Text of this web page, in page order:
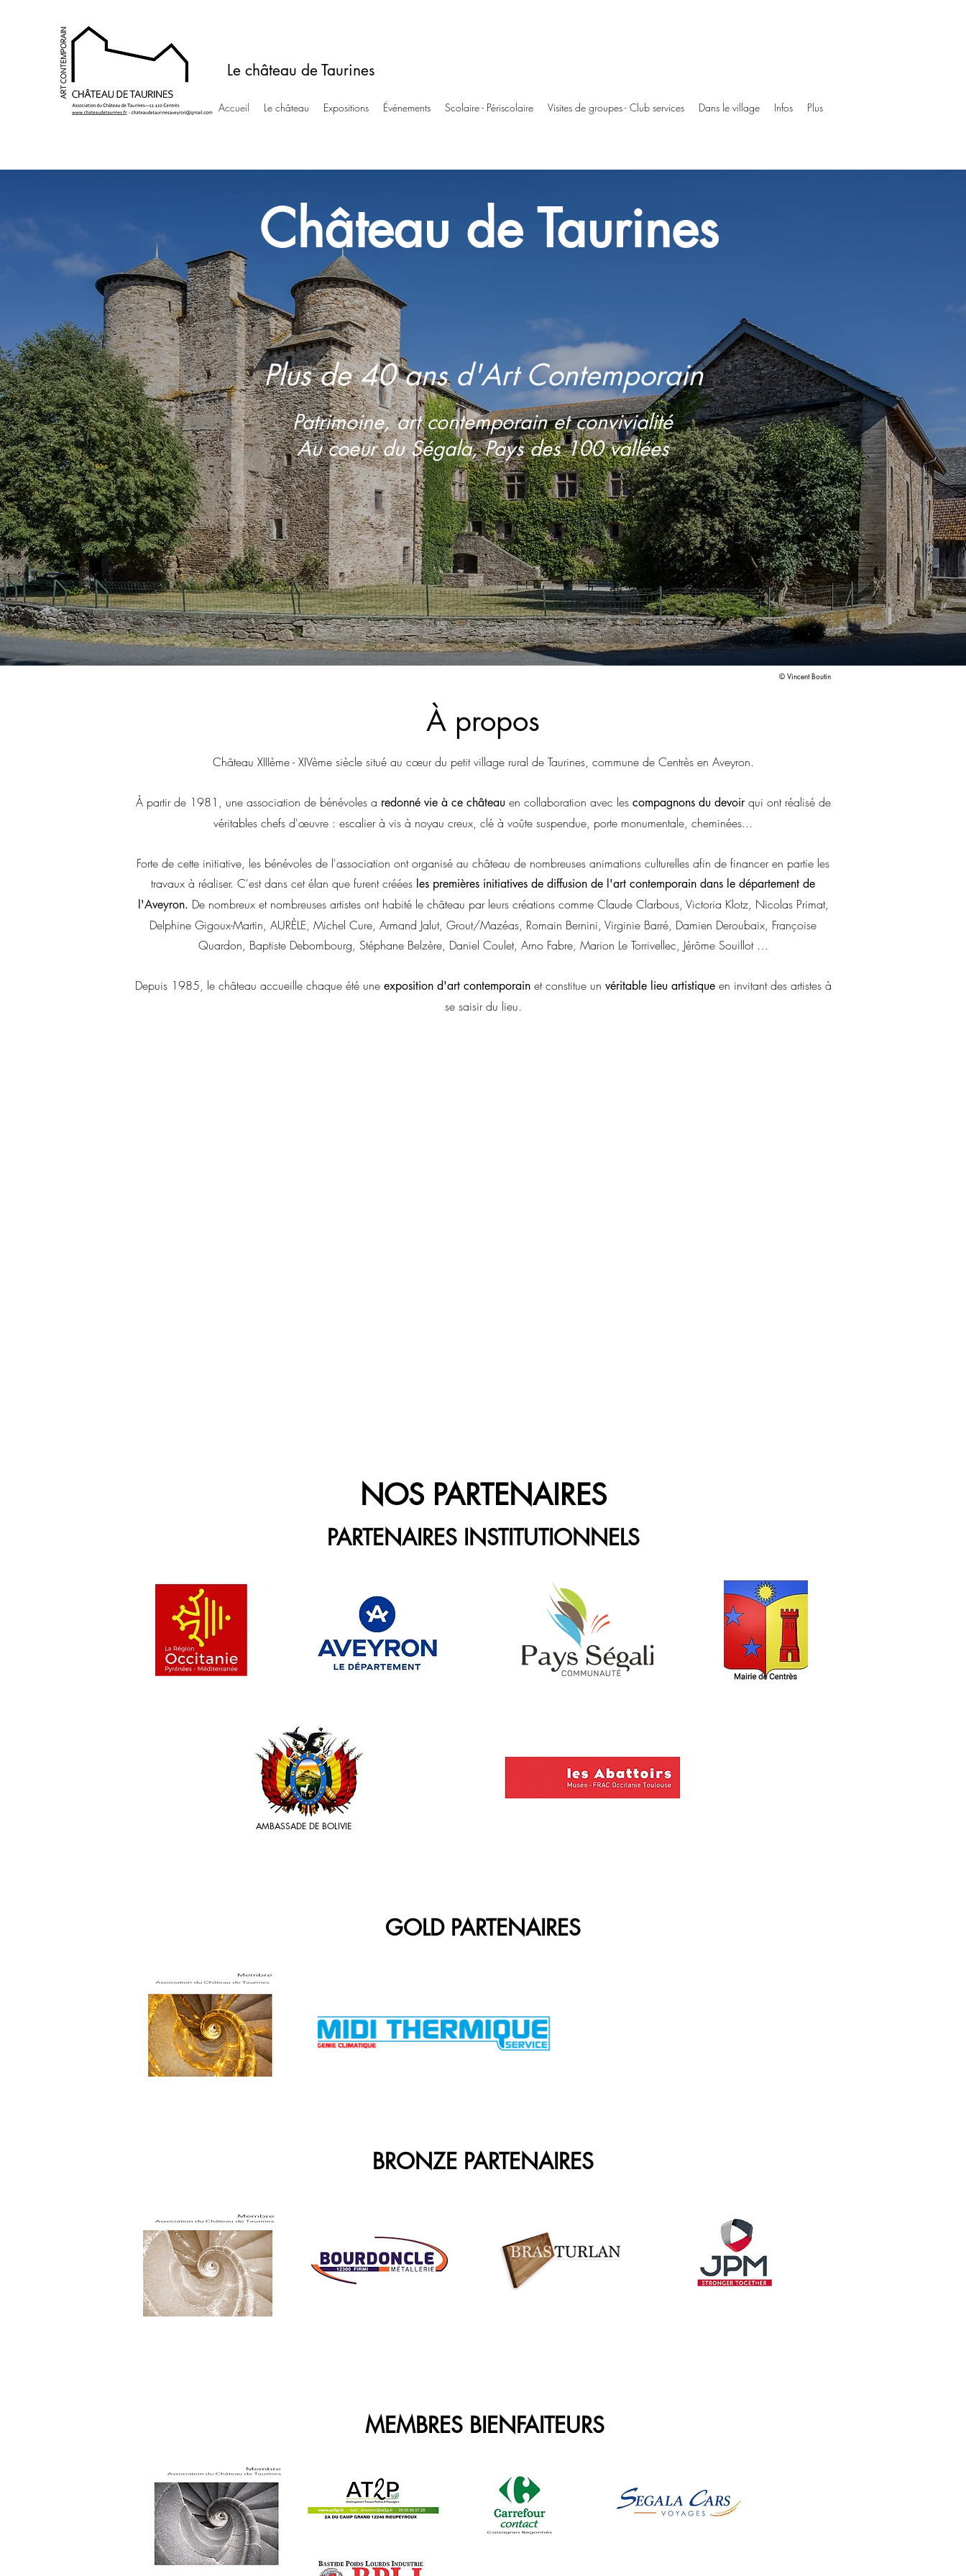
Le château de Taurines
Accueil Le château Expositions Événements Scolaire - Périscolaire Visites de groupes - Club services Dans le village Infos Plus
Château de Taurines
Plus de 40 ans d'Art Contemporain
Patrimoine, art contemporain et convivialité
Au coeur du Ségala, Pays des 100 vallées
© Vincent Boutin
À propos
Château XIIIème - XIVème siècle situé au cœur du petit village rural de Taurines, commune de Centrès en Aveyron.
À partir de 1981, une association de bénévoles a redonné vie à ce château en collaboration avec les compagnons du devoirqui ont réalisé de
véritables chefs d'œuvre : escalier à vis à noyau creux, clé à voûte suspendue, porte monumentale, cheminées...
Forte de cette initiative, les bénévoles de l'association ont organisé au château de nombreuses animations culturelles afin de financer en partie les
travaux à réaliser. C'est dans cet élan que furent créées les premières initiatives de diffusion de l'art contemporain dans le département de
l'Aveyron. De nombreux et nombreuses artistes ont habité le château par leurs créations comme Claude Clarbous, Victoria Klotz, Nicolas Primat,
Delphine Gigoux-Martin, AURÈLE, Michel Cure, Armand Jalut, Grout/Mazéas, Romain Bernini, Virginie Barré, Damien Deroubaix, Françoise
Quardon, Baptiste Debombourg, Stéphane Belzère, Daniel Coulet, Arno Fabre, Marion Le Torrivellec, Jérôme Souillot …
Depuis 1985, le château accueille chaque été une exposition d'art contemporainet constitue un véritable lieu artistiqueen invitant des artistes à
se saisir du lieu.
NOS PARTENAIRES
PARTENAIRES INSTITUTIONNELS
AMBASSADE DE BOLIVIE
GOLD PARTENAIRES
BRONZE PARTENAIRES
MEMBRES BIENFAITEURS